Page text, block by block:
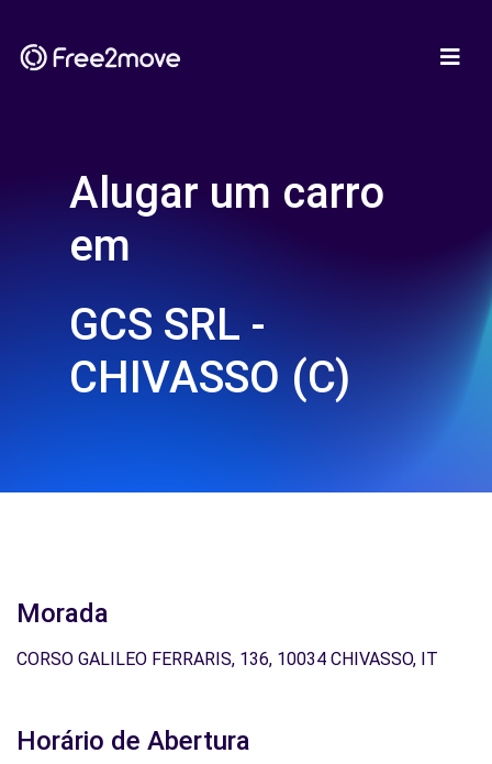
Alugar um carro
em
GCS SRL -
CHIVASSO (C)
Morada
CORSO GALILEO FERRARIS, 136, 10034 CHIVASSO, IT
Horário de Abertura